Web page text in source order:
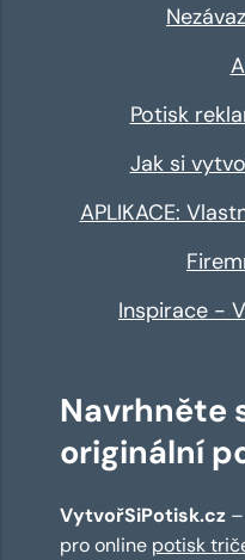
Potisk
Jak si
APLIKACE:
Inspirace -
Navrhněte
originální
VytvořSiPotisk.cz
pro online potisk